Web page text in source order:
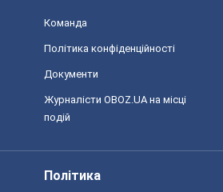
Команда
Політика конфіденційності
Документи
Журналісти OBOZ.UA на місці
подій
Політика